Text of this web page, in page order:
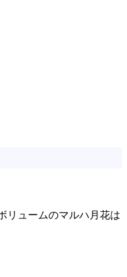
リュームのマルハ月花は